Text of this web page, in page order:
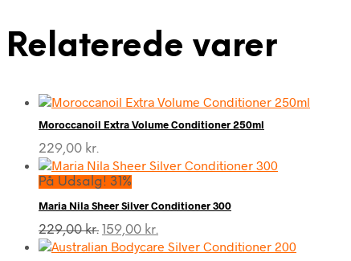
Relaterede varer
Moroccanoil Extra Volume Conditioner 250ml
229,00 kr.
På Udsalg! 31%
Maria Nila Sheer Silver Conditioner 300
229,00kr. Den
oprindelige
159,00 kr.
aktuelle